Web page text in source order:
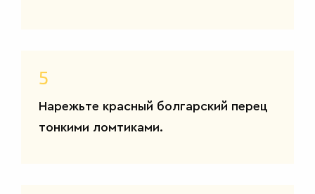
5
Нарежьте красный болгарский перец
тонкими ломтиками.